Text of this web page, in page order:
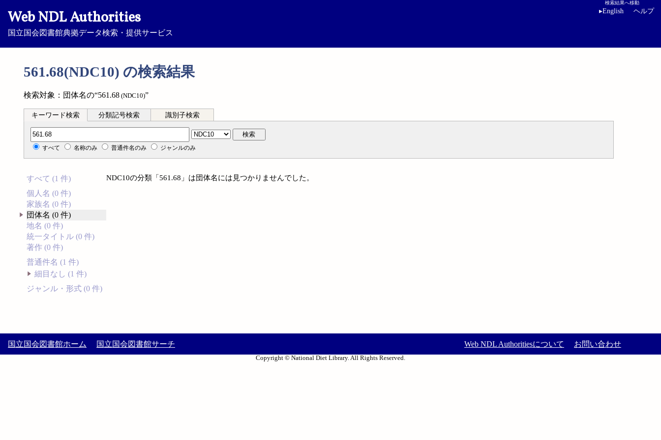
Web NDL Authorities
国立国会図書館典拠データ検索・提供サービス
検索結果へ移動
▸English ヘルプ
561.68(NDC10) の検索結果
検索対象：団体名の“561.68 (NDC10)”
キーワード検索 分類記号検索 識別子検索
分類記号検索 検索
すべて 名称のみ 普通件名のみ ジャンルのみ
すべて (1 件)
個人名 (0 件)
家族名 (0 件)
団体名 (0 件)
地名 (0 件)
統一タイトル (0 件)
著作 (0 件)
普通件名 (1 件)
細目なし (1 件)
ジャンル・形式 (0 件)
NDC10の分類「561.68」は団体名には見つかりませんでした。
国立国会図書館ホーム 国立国会図書館サーチ Web NDL Authoritiesについて お問い合わせ
Copyright © National Diet Library. All Rights Reserved.